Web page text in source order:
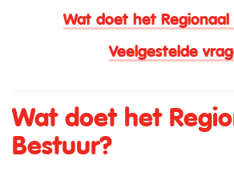
Wat doet het Regionaal
Veelgestelde
Wat doet het
Bestuur?